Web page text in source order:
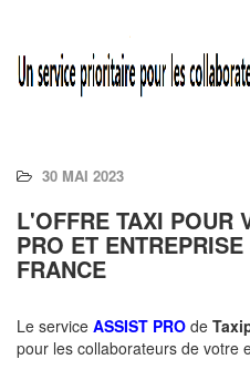
30 MAI 2023
L'OFFRE TAXI POUR
PRO ET
FRANCE
Le service ASSIST PRO de
pour les collaborateurs de votre